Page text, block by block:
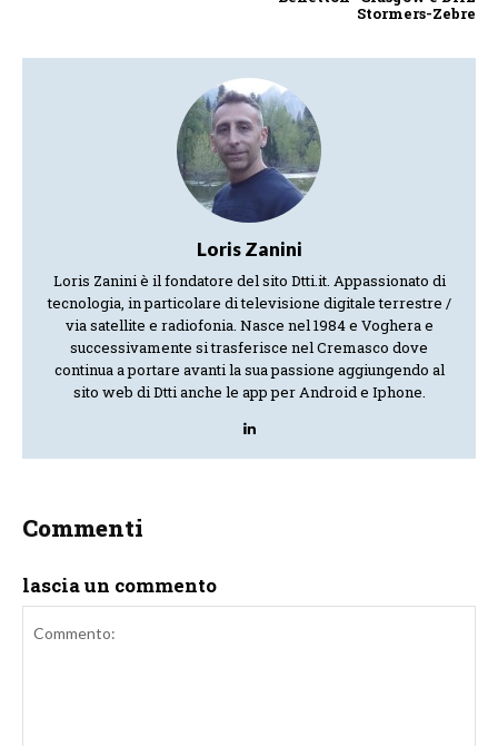
Stormers-Zebre
Loris Zanini
Loris Zanini è il fondatore del sito Dtti.it. Appassionato di
tecnologia, in particolare di televisione digitale terrestre /
via satellite e radiofonia. Nasce nel 1984 e Voghera e
successivamente si trasferisce nel Cremasco dove
continua a portare avanti la sua passione aggiungendo al
sito web di Dtti anche le app per Android e Iphone.
Commenti
lascia un commento